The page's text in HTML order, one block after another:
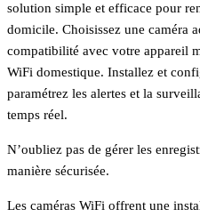
solution simple et efficace pour
domicile. Choisissez une caméra
compatibilité avec votre appareil
WiFi domestique. Installez et
paramétrez les alertes et la
temps réel.
N’oubliez pas de gérer les
manière sécurisée.
Les caméras WiFi offrent une